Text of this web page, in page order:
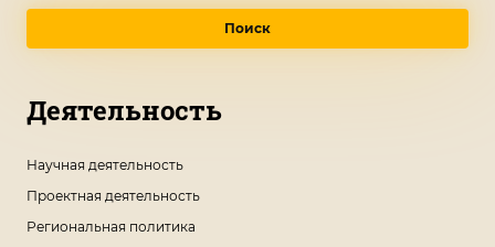
Поиск
Деятельность
Научная деятельность
Проектная деятельность
Региональная политика